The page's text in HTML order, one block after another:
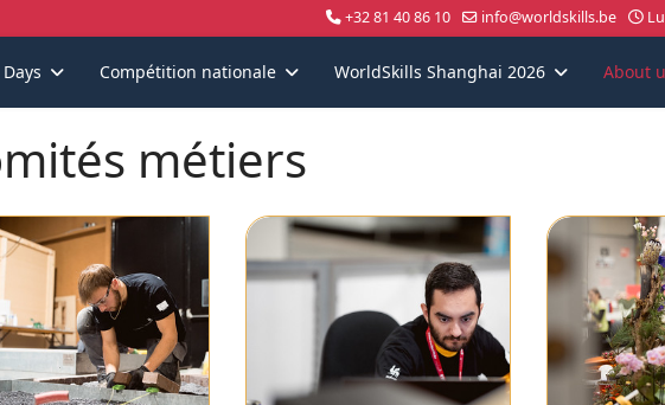
+32 81 40 86 10 info@worldskills.be
Compétition nationale WorldSkills Shanghai 2026 About
métiers